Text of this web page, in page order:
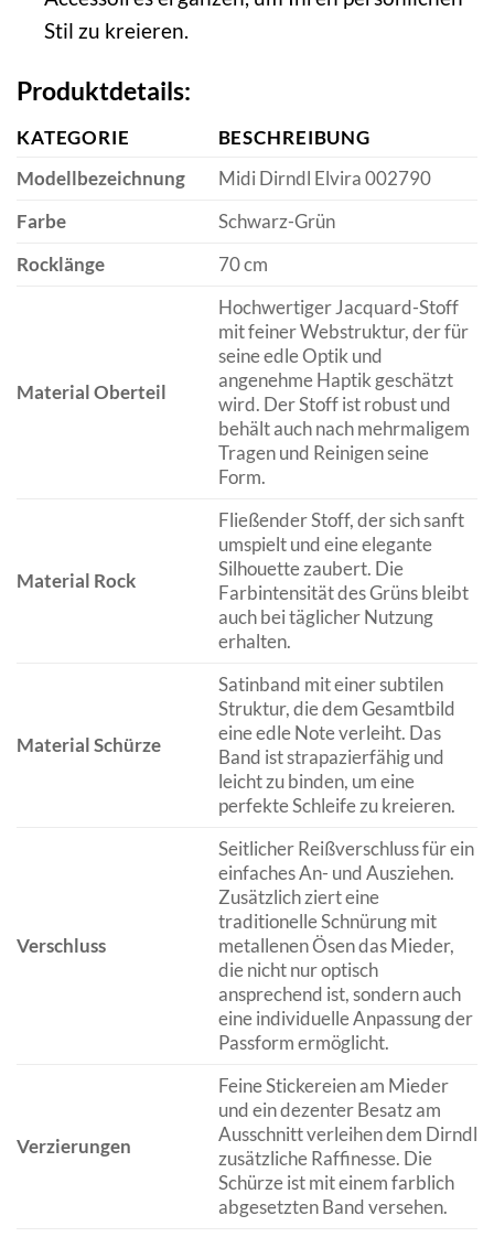
Stil zu kreieren.
Produktdetails:
KATEGORIE
BESCHREIBUNG
Modellbezeichnung
Midi Dirndl Elvira 002790
Farbe
Schwarz-Grün
Rocklänge
70 cm
Material Oberteil
Hochwertiger Jacquard-Stoff
mit feiner Webstruktur, der für
seine edle Optik und
angenehme Haptik geschätzt
wird. Der Stoff ist robust und
behält auch nach mehrmaligem
Tragen und Reinigen seine
Form.
Material Rock
Fließender Stoff, der sich sanft
umspielt und eine elegante
Silhouette zaubert. Die
Farbintensität des Grüns bleibt
auch bei täglicher Nutzung
erhalten.
Material Schürze
Satinband mit einer subtilen
Struktur, die dem Gesamtbild
eine edle Note verleiht. Das
Band ist strapazierfähig und
leicht zu binden, um eine
perfekte Schleife zu kreieren.
Verschluss
Seitlicher Reißverschluss für ein
einfaches An- und Ausziehen.
Zusätzlich ziert eine
traditionelle Schnürung mit
metallenen Ösen das Mieder,
die nicht nur optisch
ansprechend ist, sondern auch
eine individuelle Anpassung der
Passform ermöglicht.
Verzierungen
Feine Stickereien am Mieder
und ein dezenter Besatz am
Ausschnitt verleihen dem Dirndl
zusätzliche Raffinesse. Die
Schürze ist mit einem farblich
abgesetzten Band versehen.